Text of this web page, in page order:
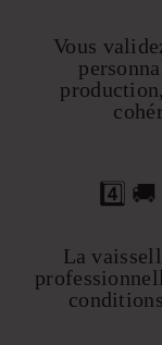
Vous
4️⃣
La